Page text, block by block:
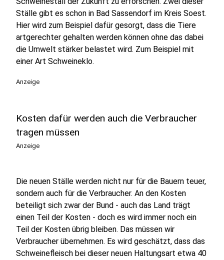
Ställe gibt es schon in Bad Sassendorf im Kreis Soest.
Hier wird zum Beispiel dafür gesorgt, dass die Tiere
artgerechter gehalten werden können ohne das dabei
die Umwelt stärker belastet wird. Zum Beispiel mit
einer Art Schweineklo.
Anzeige
Kosten dafür werden auch die Verbraucher
tragen müssen
Anzeige
Die neuen Ställe werden nicht nur für die Bauern teuer,
sondern auch für die Verbraucher. An den Kosten
beteiligt sich zwar der Bund - auch das Land trägt
einen Teil der Kosten - doch es wird immer noch ein
Teil der Kosten übrig bleiben. Das müssen wir
Verbraucher übernehmen. Es wird geschätzt, dass das
Schweinefleisch bei dieser neuen Haltungsart etwa 40